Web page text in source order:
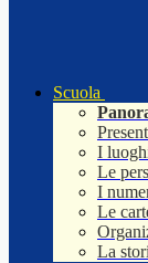
Scuola
I
Le
I
Le
La